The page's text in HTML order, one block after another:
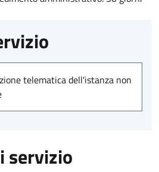
telematica dell'istanza non
servizio